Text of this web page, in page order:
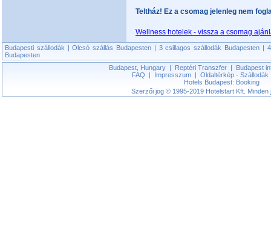
Teltház! Ez a csomag jelenleg nem
Wellness hotelek - vissza a csomag
Budapesti szállodák |Olcsó szállás Budapesten| 3 csillagos szállodák Budapesten|
Budapesten
Budapest, Hungary| Reptéri Transzfer|
Budapest
FAQ | Impresszum| Oldaltérkép - Szállodák
Hotels Budapest: Booking
Szerzői jog © 1995-2019 Hotelstart Kft. Minden